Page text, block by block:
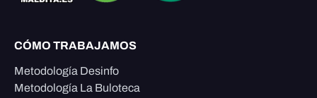
CÓMO TRABAJAMOS
Metodología Desinfo
Metodología La Buloteca